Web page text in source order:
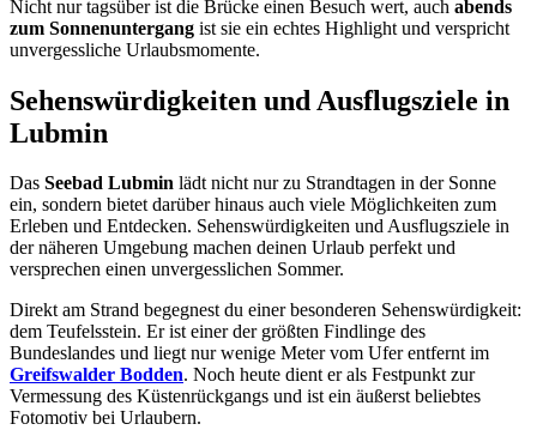
Nicht nur tagsüber ist die Brücke einen Besuch wert, auch abends
zum Sonnenuntergang ist sie ein echtes Highlight und verspricht
unvergessliche Urlaubsmomente.
Sehenswürdigkeiten und Ausflugsziele in
Lubmin
Das Seebad Lubmin lädt nicht nur zu Strandtagen in der Sonne
ein, sondern bietet darüber hinaus auch viele Möglichkeiten zum
Erleben und Entdecken. Sehenswürdigkeiten und Ausflugsziele in
der näheren Umgebung machen deinen Urlaub perfekt und
versprechen einen unvergesslichen Sommer.
Direkt am Strand begegnest du einer besonderen Sehenswürdigkeit:
dem Teufelsstein. Er ist einer der größten Findlinge des
Bundeslandes und liegt nur wenige Meter vom Ufer entfernt im
Greifswalder Bodden. Noch heute dient er als Festpunkt zur
Vermessung des Küstenrückgangs und ist ein äußerst beliebtes
Fotomotiv bei Urlaubern.